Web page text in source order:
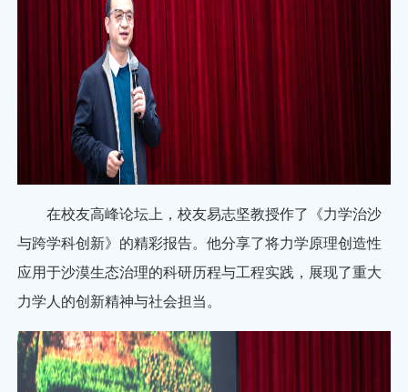
在校友高峰论坛上，校友易志坚教授作了《力学治沙
与跨学科创新》的精彩报告。他分享了将力学原理创造性
应用于沙漠生态治理的科研历程与工程实践，展现了重大
力学人的创新精神与社会担当。